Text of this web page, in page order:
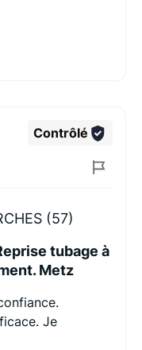
Contrôlé
(57)
tubage à
Metz
Je